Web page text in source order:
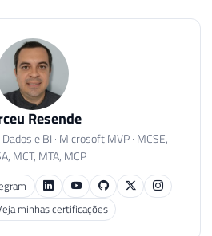
Resende
e BI · Microsoft MVP · MCSE,
MCT, MTA, MCP
minhas certificações